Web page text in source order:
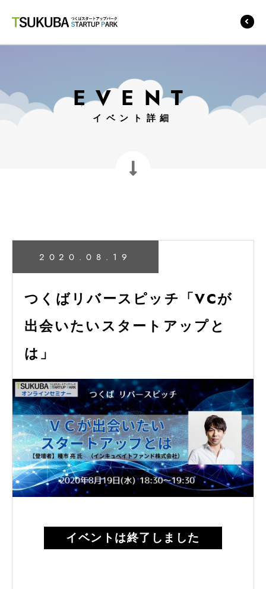
EVENT
イベント詳細
2020.08.19
つくばリバースピッチ「VCが
出会いたいスタートアップと
は」
イベントは終了しました